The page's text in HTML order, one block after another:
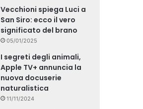
Vecchioni spiega Luci a
San Siro: ecco il vero
significato del brano
05/01/2025
I segreti degli animali,
Apple TV+ annuncia la
nuova docuserie
naturalistica
11/11/2024